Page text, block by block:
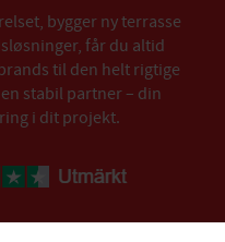
bygger ny terrasse
får du altid
til den helt rigtige
stabil partner – din
i dit projekt.